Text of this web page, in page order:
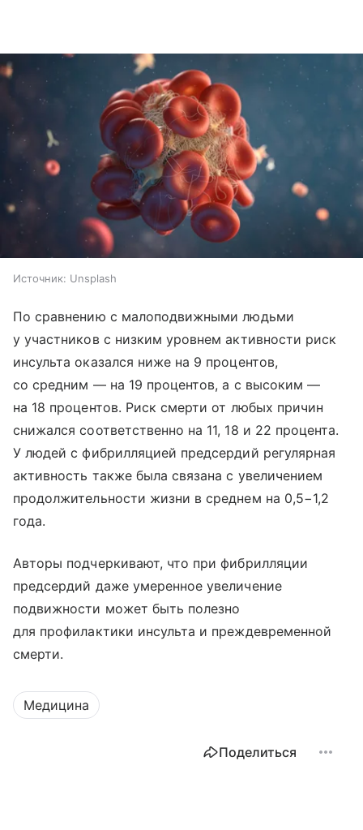
Источник: Unsplash
По сравнению с малоподвижными людьми
у участников с низким уровнем активности риск
инсульта оказался ниже на 9 процентов,
со средним — на 19 процентов, а с высоким —
на 18 процентов. Риск смерти от любых причин
снижался соответственно на 11, 18 и 22 процента.
У людей с фибрилляцией предсердий регулярная
активность также была связана с увеличением
продолжительности жизни в среднем на 0,5−1,2
года.
Авторы подчеркивают, что при фибрилляции
предсердий даже умеренное увеличение
подвижности может быть полезно
для профилактики инсульта и преждевременной
смерти.
Медицина
Поделиться